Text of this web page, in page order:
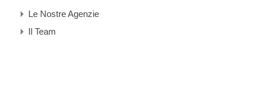
Le Nostre Agenzie
Il Team